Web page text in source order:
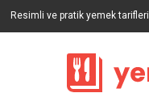
Resimli ve pratik yemek tarifleri